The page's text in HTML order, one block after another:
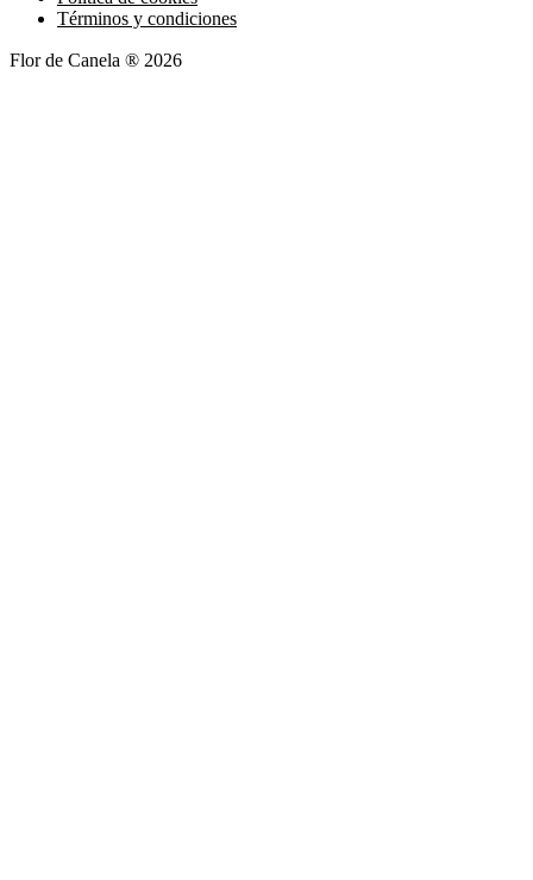
Términos y condiciones
Flor de Canela ® 2026